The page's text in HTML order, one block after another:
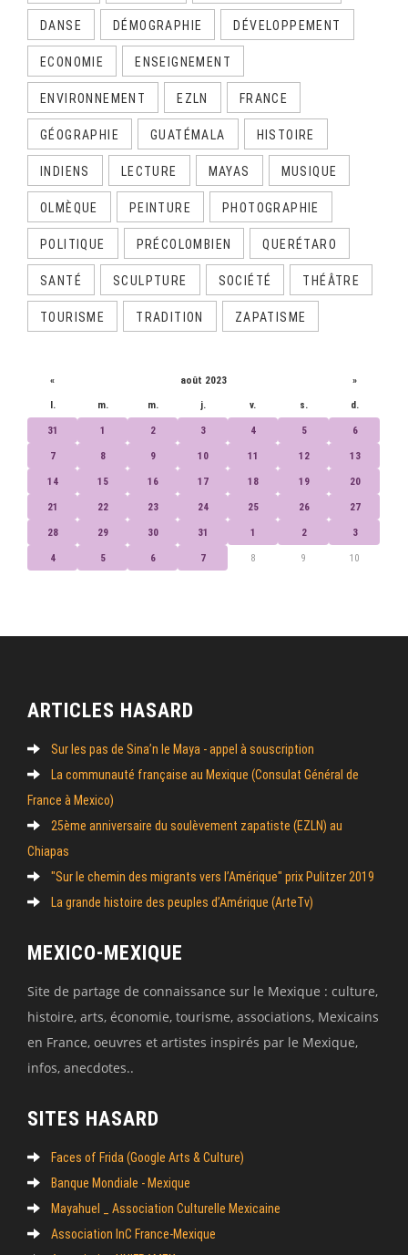
DANSE DÉMOGRAPHIE DÉVELOPPEMENT
ECONOMIE ENSEIGNEMENT
ENVIRONNEMENT EZLN FRANCE
GÉOGRAPHIE GUATÉMALA HISTOIRE
INDIENS LECTURE MAYAS MUSIQUE
OLMÈQUE PEINTURE PHOTOGRAPHIE
POLITIQUE PRÉCOLOMBIEN QUERÉTARO
SANTÉ SCULPTURE SOCIÉTÉ THÉÂTRE
TOURISME TRADITION ZAPATISME
« août 2023 »
l. m. m. j. v. s. d.
31 1 2 3 4 5 6
7 8 9 10 11 12 13
14 15 16 17 18 19 20
21 22 23 24 25 26 27
28 29 30 31 1 2 3
4 5 6 7 8 9 10
ARTICLES HASARD
Sur les pas de Sina’n le Maya - appel à souscription
La communauté française au Mexique (Consulat Général de
France à Mexico)
25ème anniversaire du soulèvement zapatiste (EZLN) au
Chiapas
"Sur le chemin des migrants vers l’Amérique" prix Pulitzer 2019
La grande histoire des peuples d’Amérique (ArteTv)
MEXICO-MEXIQUE
Site de partage de connaissance sur le Mexique : culture,
histoire, arts, économie, tourisme, associations, Mexicains
en France, oeuvres et artistes inspirés par le Mexique,
infos, anecdotes..
SITES HASARD
Faces of Frida (Google Arts & Culture)
Banque Mondiale - Mexique
Mayahuel _ Association Culturelle Mexicaine
Association InC France-Mexique